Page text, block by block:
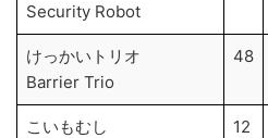
Security Robot
けっかいトリオ
Barrier Trio
48
こいもむし
12